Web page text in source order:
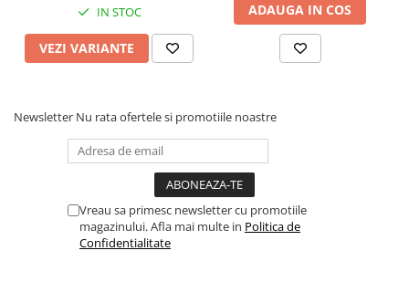
IN STOC
VEZI VARIANTE
ADAUGA IN COS
Newsletter Nu rata ofertele si promotiile noastre
Vreau sa primesc newsletter cu promotiile
magazinului. Afla mai multe in Politica de
Confidentialitate